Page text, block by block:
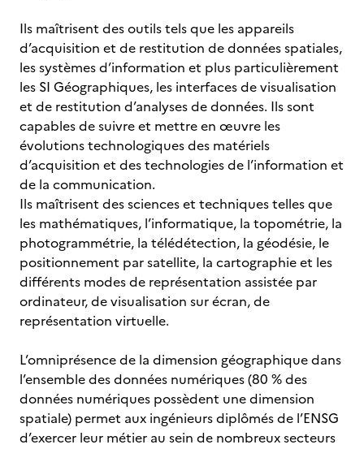
Ils maîtrisent des outils tels que les appareils
d’acquisition et de restitution de données spatiales,
les systèmes d’information et plus particulièrement
les SI Géographiques, les interfaces de visualisation
et de restitution d’analyses de données. Ils sont
capables de suivre et mettre en œuvre les
évolutions technologiques des matériels
d’acquisition et des technologies de l’information et
de la communication.
Ils maîtrisent des sciences et techniques telles que
les mathématiques, l’informatique, la topométrie, la
photogrammétrie, la télédétection, la géodésie, le
positionnement par satellite, la cartographie et les
différents modes de représentation assistée par
ordinateur, de visualisation sur écran, de
représentation virtuelle.
L’omniprésence de la dimension géographique dans
l’ensemble des données numériques (80 % des
données numériques possèdent une dimension
spatiale) permet aux ingénieurs diplômés de l’ENSG
d’exercer leur métier au sein de nombreux secteurs